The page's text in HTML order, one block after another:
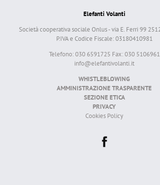
Elefanti Volanti
Società cooperativa sociale Onlus - via E. Ferri 99
P.IVA e Codice Fiscale: 03180410981
Telefono: 030 6591725 Fax: 030 5106961
info@elefantivolanti.it
WHISTLEBLOWING
AMMINISTRAZIONE TRASPARENTE
SEZIONE ETICA
PRIVACY
Cookies Policy